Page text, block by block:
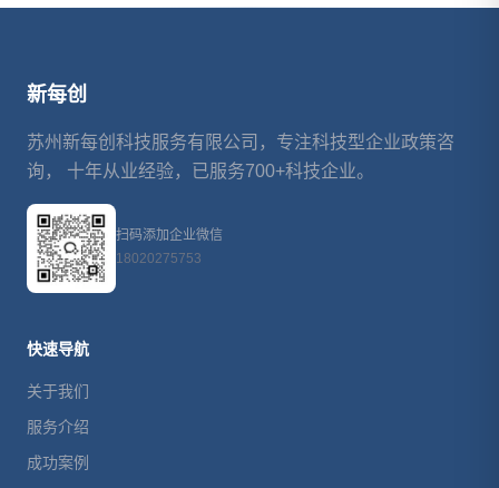
新每创
苏州新每创科技服务有限公司，专注科技型企业政策咨
询， 十年从业经验，已服务700+科技企业。
扫码添加企业微信
18020275753
快速导航
关于我们
服务介绍
成功案例